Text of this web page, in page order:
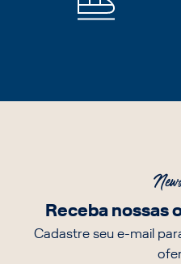
Receba nossas
Cadastre seu e-mail